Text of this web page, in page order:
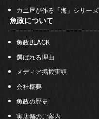
カニ屋が作る「海」シリーズ
魚政について
魚政BLACK
選ばれる理由
メディア掲載実績
会社概要
魚政の歴史
実店舗のご案内